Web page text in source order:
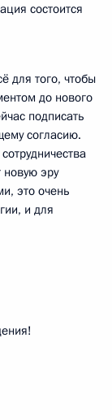
состоится
для того, чтобы
до нового
подписать
согласию.
эру
это очень
и для